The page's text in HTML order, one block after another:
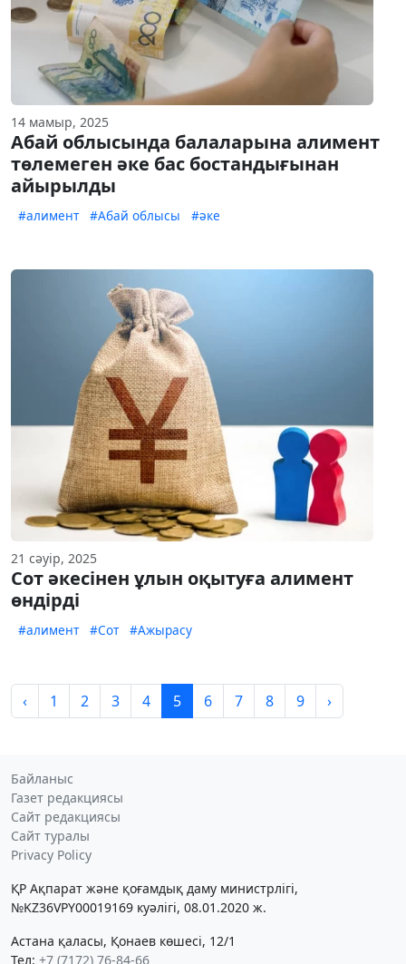
14 мамыр, 2025
Абай облысында балаларына алимент
төлемеген әке бас бостандығынан
айырылды
#алимент #Абай облысы #әке
21 сәуір, 2025
Сот әкесінен ұлын оқытуға алимент
өндірді
#алимент #Сот #Ажырасу
‹ 1 2 3 4 5 6 7 8 9 ›
Байланыс
Газет редакциясы
Сайт редакциясы
Сайт туралы
Privacy Policy
ҚР Ақпарат және қоғамдық даму министрлігі,
№KZ36VPY00019169 куәлігі, 08.01.2020 ж.
Астана қаласы, Қонаев көшесі, 12/1
Тел: +7 (7172) 76-84-66